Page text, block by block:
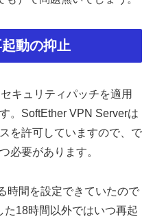
動の抑止
キュリティパッチを適用
。SoftEther VPN Serverは
を許可していますので、で
必要があります。
時間を設定できていたので
18時間以外ではいつ再起